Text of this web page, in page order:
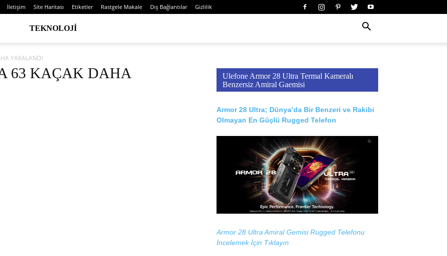
İletişim Site Haritası Etiketler Rastgele Makale Dış Bağlantılar Gizlilik
TEKNOLOJI
YAKALANDI
63 KAÇAK DAHA
Ulefone Armor 28 Ultra Termal Kameralı
Benzersiz Amiral Gaemisi
Armor 28 Ultra; Dünya’da Bir Benzeri ve Rakibi
Olmayan En Güçlü Rugged Telefon
Armor 28 Ultra Amiral Gemisi Rugged Telefonu
İncelemek İçin Tıklayın